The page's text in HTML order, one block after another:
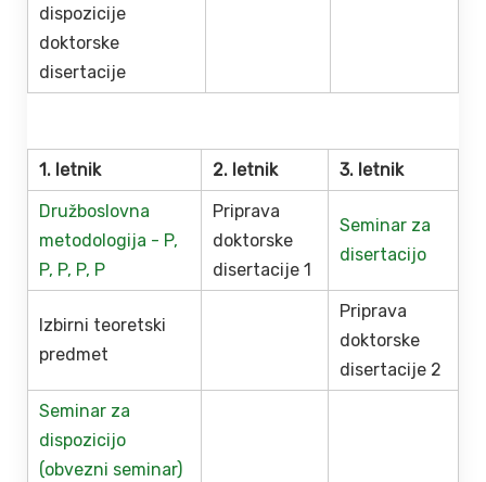
dispozicije
doktorske
disertacije
1. letnik 2. letnik
3. letnik
Družboslovna
metodologija - P,
P, P, P, P
Priprava
doktorske
disertacije 1
Seminar za
disertacijo
Izbirni teoretski
predmet
Priprava
doktorske
disertacije 2
Seminar za
dispozicijo
(obvezni seminar)